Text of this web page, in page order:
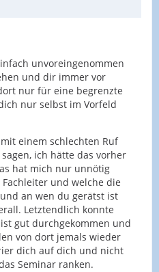
unvoreingenommen
und dir immer vor
nur für eine begrenzte
nur selbst im Vorfeld
einem schlechten Ruf
ich hätte das vorher
hat mich nur unnötig
und welche die
an wen du gerätst ist
Letztendlich konnte
gut durchgekommen und
von dort jemals wieder
dich auf dich und nicht
Seminar ranken.